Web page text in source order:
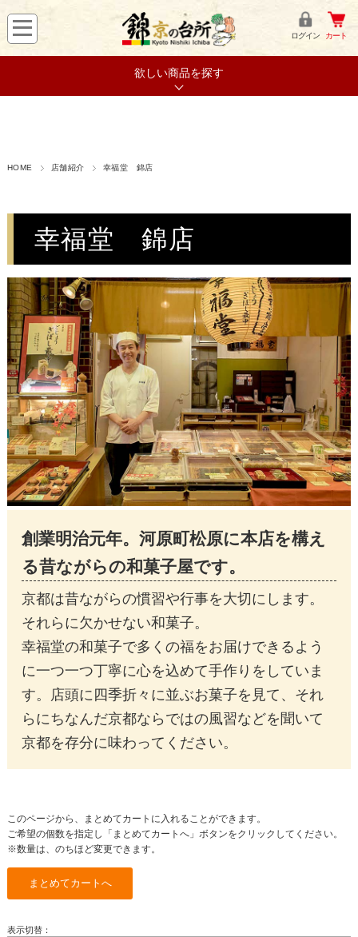
ログイン カート
欲しい商品を探す
HOME 店舗紹介 幸福堂 錦店
幸福堂 錦店
創業明治元年。河原町松原に本店を構え
る昔ながらの和菓子屋です。
京都は昔ながらの慣習や行事を大切にします。
それらに欠かせない和菓子。
幸福堂の和菓子で多くの福をお届けできるよう
に一つ一つ丁寧に心を込めて手作りをしていま
す。店頭に四季折々に並ぶお菓子を見て、それ
らにちなんだ京都ならではの風習などを聞いて
京都を存分に味わってください。
このページから、まとめてカートに入れることができます。
ご希望の個数を指定し「まとめてカートへ」ボタンをクリックしてください。
※数量は、のちほど変更できます。
表示切替：